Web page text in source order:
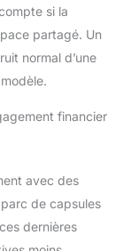
si la
partagé. Un
normal d’une
financier
avec des
de capsules
dernières